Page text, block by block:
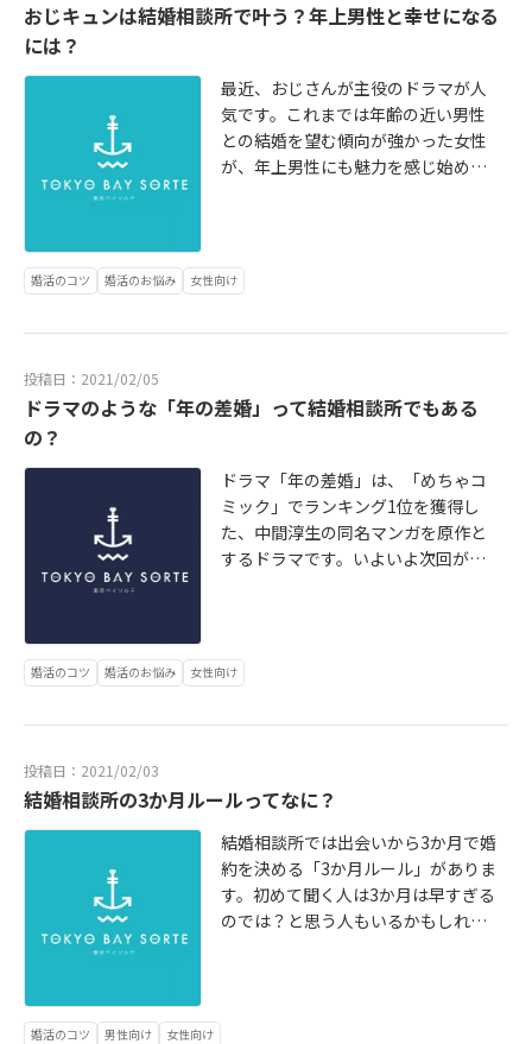
おじキュンは結婚相談所で叶う？年上男性と幸せになる
には？
最近、おじさんが主役のドラマが人
気です。これまでは年齢の近い男性
との結婚を望む傾向が強かった女性
が、年上男性にも魅力を感じ始めて
んどですよね。ここでは、おじさん
の魅力と独身者が登録する結婚相談
はこちらから https://tokyo-sorte.c
婚活のコツ 婚活のお悩み 女性向け
投稿日：2021/02/05
ドラマのような「年の差婚」って結婚相談所でもある
の？
ドラマ「年の差婚」は、「めちゃコ
ミック」でランキング1位を獲得し
た、中間淳生の同名マンガを原作と
するドラマです。いよいよ次回が最
い”が実際に結婚相談所でも起こるの
かを調べてみました。詳細 https://t
婚活のコツ 婚活のお悩み 女性向け
投稿日：2021/02/03
結婚相談所の3か月ルールってなに？
結婚相談所では出会いから3か月で婚
約を決める「3か月ルール」がありま
す。初めて聞く人は3か月は早すぎる
のでは？と思う人もいるかもしれま
婚活のコツ 男性向け 女性向け